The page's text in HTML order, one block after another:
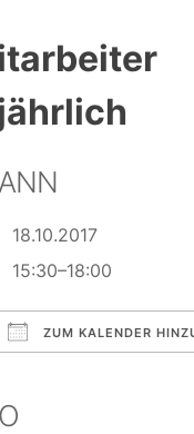
18.10.2017
15:30–18:00
ZUM KALENDER